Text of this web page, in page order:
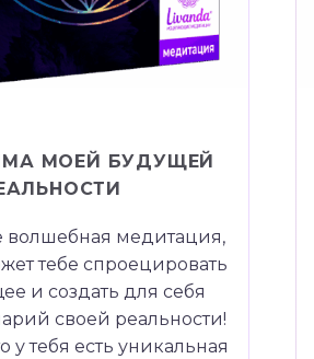
МОЕЙ БУДУЩЕЙ
волшебная медитация,
тебе спроецировать
и создать для себя
своей реальности!
у тебя есть уникальная